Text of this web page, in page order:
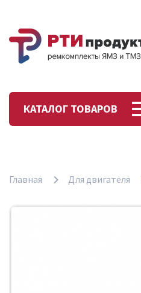
КАТАЛОГ ТОВАРОВ
Главная Для двигателя